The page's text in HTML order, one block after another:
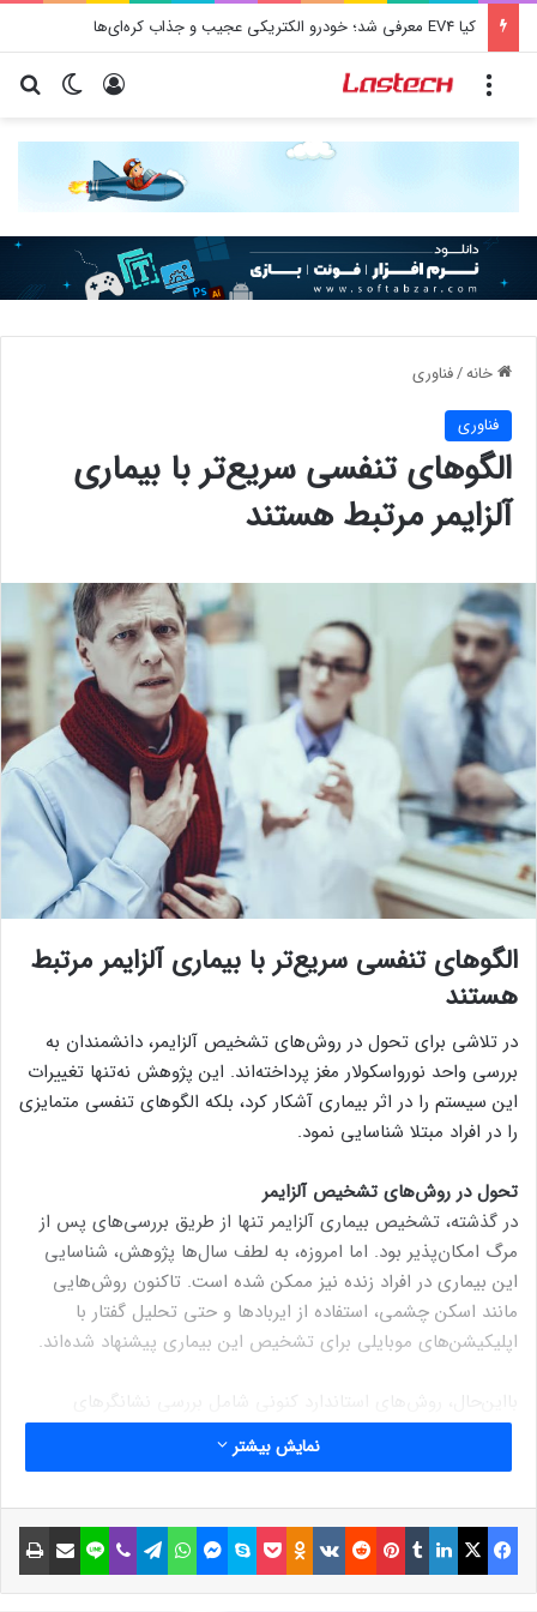
کیا EV4 معرفی شد؛ خودرو الکتریکی عجیب و جذاب کره‌ای‌ها
تغییر ورود
خانه/فناوری
فناوری
الگوهای تنفسی سریع‌تر با بیماری
آلزایمر مرتبط هستند
الگوهای تنفسی سریع‌تر با بیماری آلزایمر مرتبط
هستند
در تلاشی برای تحول در روش‌های تشخیص آلزایمر، دانشمندان به
بررسی واحد نورواسکولار مغز پرداخته‌اند. این پژوهش نه‌تنها تغییرات
این سیستم را در اثر بیماری آشکار کرد، بلکه الگوهای تنفسی متمایزی
را در افراد مبتلا شناسایی نمود.
تحول در روش‌های تشخیص آلزایمر
در گذشته، تشخیص بیماری آلزایمر تنها از طریق بررسی‌های پس از
مرگ امکان‌پذیر بود. اما امروزه، به لطف سال‌ها پژوهش، شناسایی
این بیماری در افراد زنده نیز ممکن شده است. تاکنون روش‌هایی
مانند اسکن چشمی، استفاده از ایربادها و حتی تحلیل گفتار با
اپلیکیشن‌های موبایلی برای تشخیص این بیماری پیشنهاد شده‌اند.
بااین‌حال، روش‌های استاندارد کنونی شامل بررسی نشانگرهای
پروتئین آمیلوئید در مایع مغزی-نخاعی (CSF) یا اسکن توموگرافی با
علاوه بر این، اگرچه تشکیل پلاک‌های ناشی از تجمع پروتئین
آمیلوئید یکی از ویژگی‌های بارز آلزایمر محسوب می‌شود، اما شکست
داروهای متعددی که بر این پروتئین‌ها تمرکز دارند، نشان می‌دهد که
نمایش بیشتر
فیسبوک ایکس لینکداین تامبلر پینتریست Reddit
VKontakte
Odnoklassniki پاکت اسکایپ مسنجر واتس آپ تلگرام وایبر لاین اشتراک گذاری با ایمیل